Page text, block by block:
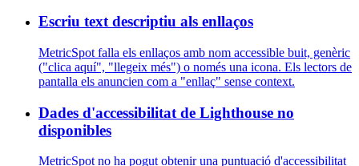
Escriu text descriptiu als enllaços
MetricSpot falla els enllaços amb nom accessible buit, genèric
("clica aquí", "llegeix més") o només una icona. Els lectors de
pantalla els anuncien com a "enllaç" sense context.
Dades d'accessibilitat de Lighthouse no
disponibles
MetricSpot no ha pogut obtenir una puntuació d'accessibilitat